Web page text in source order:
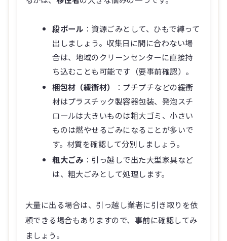
段ボール ：資源ごみとして、ひもで縛って
出しましょう。収集日に間に合わない場
合は、地域のクリーンセンターに直接持
ち込むことも可能です（要事前確認）。
梱包材（緩衝材）
：プチプチなどの緩衝
材はプラスチック製容器包装、発泡スチ
ロールは大きいものは粗大ゴミ、小さい
ものは燃やせるごみになることが多いで
す。材質を確認して分別しましょう。
粗大ごみ：引っ越しで出た大型家具など
は、粗大ごみとして処理します。
大量に出る場合は、引っ越し業者に引き取りを依
頼できる場合もありますので、事前に確認してみ
ましょう。